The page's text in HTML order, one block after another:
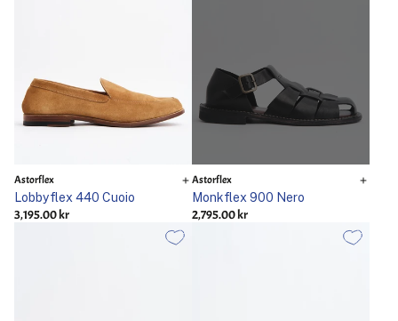
Astorflex
Lobbyflex 440 Cuoio
3,195.00 kr
Astorflex
Monkflex 900 Nero
2,795.00 kr